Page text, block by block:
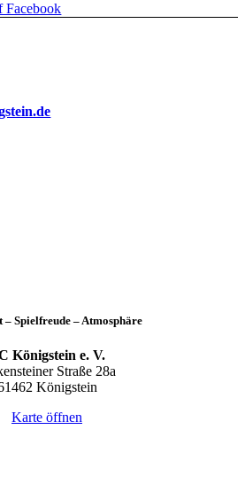
Facebook
– Spielfreude – Atmosphäre
Königstein e. V.
Straße 28a
Königstein
Karte öffnen